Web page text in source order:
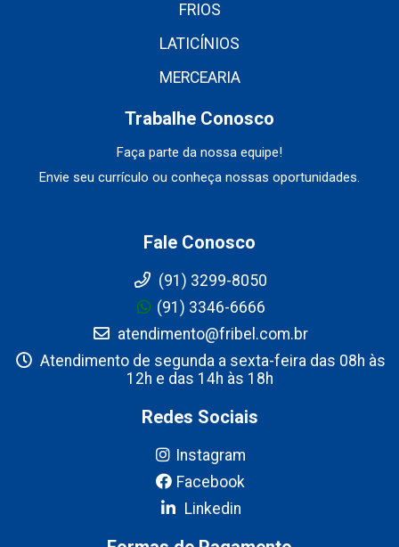
FRIOS
LATICÍNIOS
MERCEARIA
Trabalhe Conosco
Faça parte da nossa equipe!
Envie seu currículo ou conheça nossas oportunidades.
Fale Conosco
(91) 3299-8050
(91) 3346-6666
atendimento@fribel.com.br
Atendimento de segunda a sexta-feira das 08h às
12h e das 14h às 18h
Redes Sociais
Instagram
Facebook
Linkedin